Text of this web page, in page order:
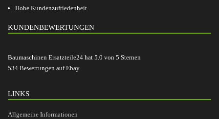
Hohe Kundenzufriedenheit
KUNDENBEWERTUNGEN
Baumaschinen Ersatzteile24 hat 5.0 von 5 Sternen
534 Bewertungen auf Ebay
LINKS
Allgemeine Informationen